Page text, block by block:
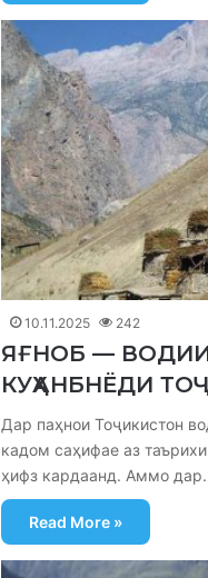
10.11.2025 242
ЯҒНОБ — ВОДИИ
КУҲАНБНЁДИ
Дар паҳнои Тоҷикистон
кадом саҳифае аз
ҳифз кардаанд. Аммо
Read More »